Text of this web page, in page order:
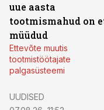
uue aasta
tootmismahud on
müüdud
Ettevõte muutis
tootmistöötajate
palgasüsteemi
UUDISED